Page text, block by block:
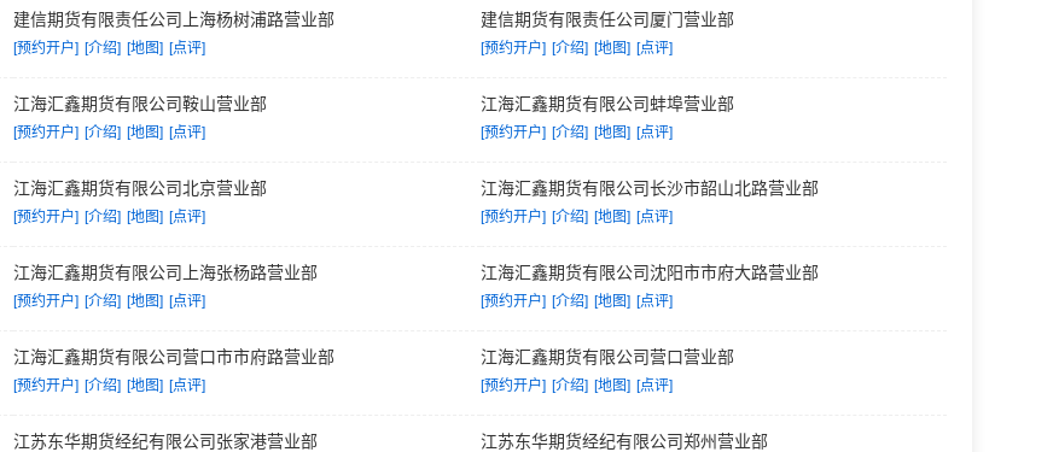
建信期货有限责任公司上海杨树浦路营业部
[预约开户] [介绍] [地图] [点评]
建信期货有限责任公司厦门营业部
[预约开户] [介绍] [地图] [点评]
江海汇鑫期货有限公司鞍山营业部
[预约开户] [介绍] [地图] [点评]
江海汇鑫期货有限公司蚌埠营业部
[预约开户] [介绍] [地图] [点评]
江海汇鑫期货有限公司北京营业部
[预约开户] [介绍] [地图] [点评]
江海汇鑫期货有限公司长沙市韶山北路营业部
[预约开户] [介绍] [地图] [点评]
江海汇鑫期货有限公司上海张杨路营业部
[预约开户] [介绍] [地图] [点评]
江海汇鑫期货有限公司沈阳市市府大路营业部
[预约开户] [介绍] [地图] [点评]
江海汇鑫期货有限公司营口市市府路营业部
[预约开户] [介绍] [地图] [点评]
江海汇鑫期货有限公司营口营业部
[预约开户] [介绍] [地图] [点评]
江苏东华期货经纪有限公司张家港营业部 江苏东华期货经纪有限公司郑州营业部